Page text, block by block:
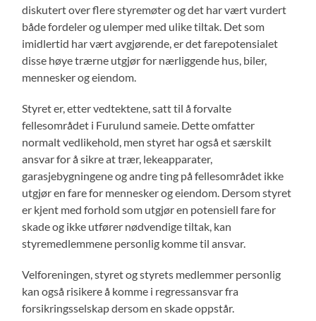
diskutert over flere styremøter og det har vært vurdert
både fordeler og ulemper med ulike tiltak. Det som
imidlertid har vært avgjørende, er det farepotensialet
disse høye trærne utgjør for nærliggende hus, biler,
mennesker og eiendom.
Styret er, etter vedtektene, satt til å forvalte
fellesområdet i Furulund sameie. Dette omfatter
normalt vedlikehold, men styret har også et særskilt
ansvar for å sikre at trær, lekeapparater,
garasjebygningene og andre ting på fellesområdet ikke
utgjør en fare for mennesker og eiendom. Dersom styret
er kjent med forhold som utgjør en potensiell fare for
skade og ikke utfører nødvendige tiltak, kan
styremedlemmene personlig komme til ansvar.
Velforeningen, styret og styrets medlemmer personlig
kan også risikere å komme i regressansvar fra
forsikringsselskap dersom en skade oppstår.